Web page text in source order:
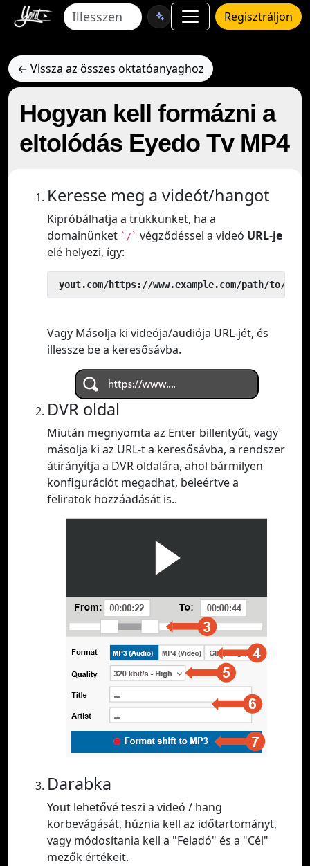
Regisztráljon
← Vissza az összes oktatóanyaghoz
Hogyan kell formázni a
eltolódás Eyedo Tv MP4
Keresse meg a videót/hangot
Kipróbálhatja a trükkünket, ha a
domainünket `/` végződéssel a videó URL-je
elé helyezi, így:
yout.com/https://www.example.com/path/to/
Vagy Másolja ki videója/audiója URL-jét, és
illessze be a keresősávba.
DVR oldal
Miután megnyomta az Enter billentyűt, vagy
másolja ki az URL-t a keresősávba, a rendszer
átirányítja a DVR oldalára, ahol bármilyen
konfigurációt megadhat, beleértve a
feliratok hozzáadását is..
Darabka
Yout lehetővé teszi a videó / hang
körbevágását, húznia kell az időtartományt,
vagy módosítania kell a "Feladó" és a "Cél"
mezők értékeit.